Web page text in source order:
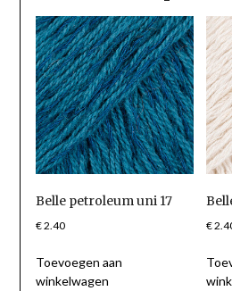
Belle petroleum uni 17
€2.40
Toevoegen aan
winkelwagen
€